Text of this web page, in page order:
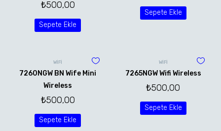
₺500,00
Sepete Ekle
Sepete Ekle
WİFİ
7260NGW BN Wife Mini
Wireless
₺500,00
Sepete Ekle
WİFİ
7265NGW Wifi Wireless
₺500,00
Sepete Ekle